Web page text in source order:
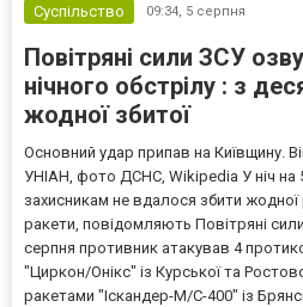
Суспільство 09:34, 5 серпня
Повітряні сили ЗСУ
нічного обстрілу : з
жодної збитої
Основний удар припав на Київщину.
УНІАН, фото ДСНС, Wikipedia У ніч на
захисникам не вдалося збити жодної
ракети, повідомляють Повітряні
серпня противник атакував 4
"Циркон/Онікс" із Курської та
ракетами "Іскандер-М/С-400" із